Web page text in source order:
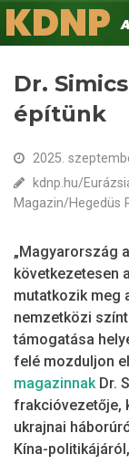
Ugrás
a
Keresés
KDNP
A
Dr.
építünk
2025.
kdnp.hu/
Magazin/Hegedüs
„Magyarország
következetesen
mutatkozik meg
nemzetközi
támogatása
felé mozduljon
magazinnakDr.
frakcióvezetője,
ukrajnai
Kína-